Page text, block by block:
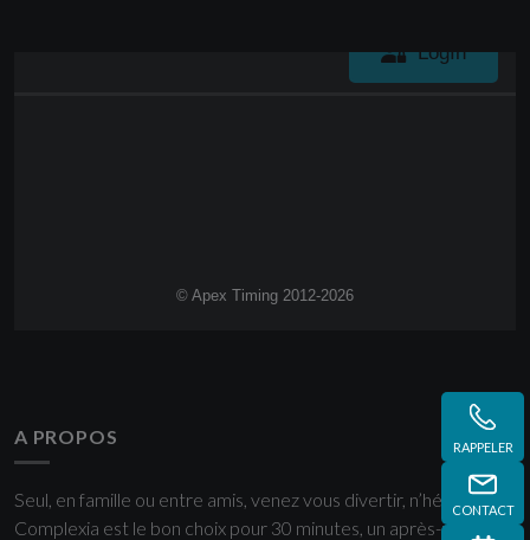
RAPPELER
CONTACT
A PROPOS
Seul, en famille ou entre amis, venez vous divertir, n’hésitez plus
Complexia est le bon choix pour 30 minutes, un après-midi ou